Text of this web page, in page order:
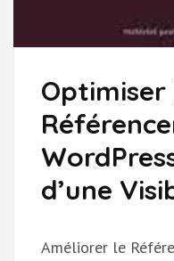
Optimiser
d’une
Améliorer le